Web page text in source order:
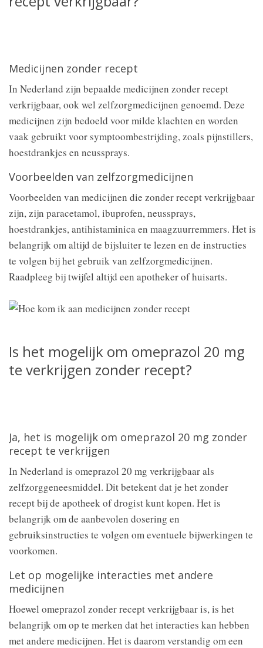
Medicijnen zonder recept
In Nederland zijn bepaalde medicijnen zonder recept
verkrijgbaar, ook wel zelfzorgmedicijnen genoemd. Deze
medicijnen zijn bedoeld voor milde klachten en worden
vaak gebruikt voor symptoombestrijding, zoals pijnstillers,
hoestdrankjes en neussprays.
Voorbeelden van zelfzorgmedicijnen
Voorbeelden van medicijnen die zonder recept verkrijgbaar
zijn, zijn paracetamol, ibuprofen, neussprays,
hoestdrankjes, antihistaminica en maagzuurremmers. Het is
belangrijk om altijd de bijsluiter te lezen en de instructies
te volgen bij het gebruik van zelfzorgmedicijnen.
Raadpleeg bij twijfel altijd een apotheker of huisarts.
Is het mogelijk om omeprazol 20 mg
te verkrijgen zonder recept?
Ja, het is mogelijk om omeprazol 20 mg zonder
recept te verkrijgen
In Nederland is omeprazol 20 mg verkrijgbaar als
zelfzorggeneesmiddel. Dit betekent dat je het zonder
recept bij de apotheek of drogist kunt kopen. Het is
belangrijk om de aanbevolen dosering en
gebruiksinstructies te volgen om eventuele bijwerkingen te
voorkomen.
Let op mogelijke interacties met andere
medicijnen
Hoewel omeprazol zonder recept verkrijgbaar is, is het
belangrijk om op te merken dat het interacties kan hebben
met andere medicijnen. Het is daarom verstandig om een